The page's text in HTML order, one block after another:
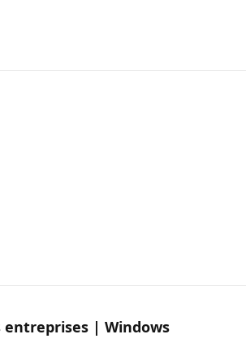
entreprises | Windows